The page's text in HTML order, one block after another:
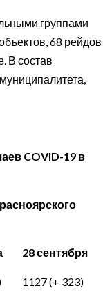
группами
68 рейдов
В состав
COVID-19 в
28 сентября
1127 (+ 323)